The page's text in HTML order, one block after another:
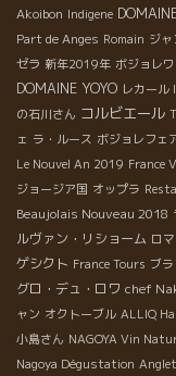
Akoibon Indigene
Part de Anges Romain ジ
ゼラ 新年2019年 ボジョレ
DOMAINE YOYO レカー
の石川さん コルビエール
ェ ラ・ルース ボジョレフェ
Le Nouvel An 2019 France
ジョージア国 オップラ
Beaujolais Nouveau 2018
ルヴァン・リショーム ロ
ゲシクト France Tours ブ
グロ・デュ・ロワ chef
ャン オクトーブル ALLIQ
小島さん NAGOYA Vin
Nagoya Dégustation